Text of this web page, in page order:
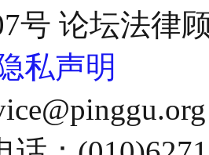
号 论坛法律
私声明